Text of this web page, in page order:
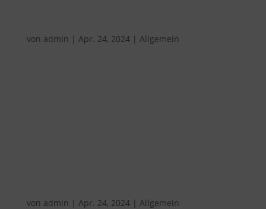
von admin | Apr. 24, 2024| Allgemein
von admin | Apr. 24, 2024| Allgemein